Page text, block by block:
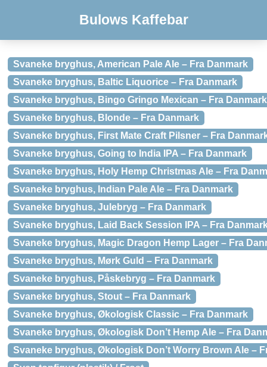
Bulows Kaffebar
Svaneke bryghus, American Pale Ale – Fra Danmark
Svaneke bryghus, Baltic Liquorice – Fra Danmark
Svaneke bryghus, Bingo Gringo Mexican – Fra Danmark
Svaneke bryghus, Blonde – Fra Danmark
Svaneke bryghus, First Mate Craft Pilsner – Fra
Svaneke bryghus, Going to India IPA – Fra Danmark
Svaneke bryghus, Holy Hemp Christmas Ale – Fra
Svaneke bryghus, Indian Pale Ale – Fra Danmark
Svaneke bryghus, Julebryg – Fra Danmark
Svaneke bryghus, Laid Back Session IPA – Fra
Svaneke bryghus, Magic Dragon Hemp Lager – Fra
Svaneke bryghus, Mørk Guld – Fra Danmark
Svaneke bryghus, Påskebryg – Fra Danmark
Svaneke bryghus, Stout – Fra Danmark
Svaneke bryghus, Økologisk Classic – Fra Danmark
Svaneke bryghus, Økologisk Don’t Hemp Ale – Fra
Svaneke bryghus, Økologisk Don’t Worry Brown Ale –